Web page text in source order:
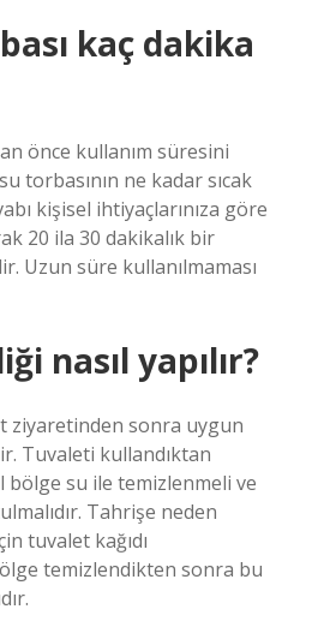
kaç dakika
önce kullanım süresini
torbasının ne kadar sıcak
kişisel ihtiyaçlarınıza göre
20 ila 30 dakikalık bir
Uzun süre kullanılmaması
nasıl yapılır?
ziyaretinden sonra uygun
Tuvaleti kullandıktan
bölge su ile temizlenmeli ve
Tahrişe neden
tuvalet kağıdı
temizlendikten sonra bu